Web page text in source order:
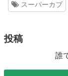
スーパーカブ
投稿
誰